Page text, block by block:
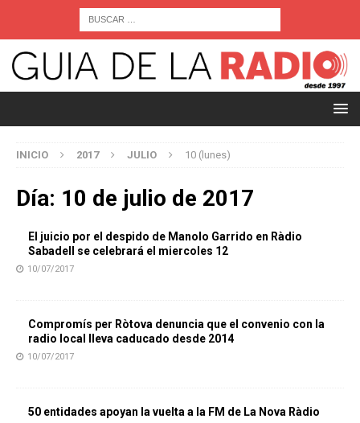
INICIO 2017 JULIO 10 (lunes)
Día: 10 de julio de 2017
El juicio por el despido de Manolo Garrido en Ràdio
Sabadell se celebrará el miercoles 12
10/07/2017
Compromís per Ròtova denuncia que el convenio con la
radio local lleva caducado desde 2014
10/07/2017
50 entidades apoyan la vuelta a la FM de La Nova Ràdio